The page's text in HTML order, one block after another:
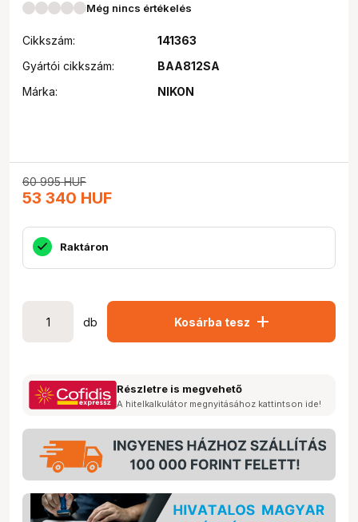
Még nincs értékelés
Cikkszám:
141363
Gyártói cikkszám:
BAA812SA
Márka:
NIKON
60 995 HUF
53 340 HUF
Raktáron
db Kosárba tesz add
Részletre is megvehető
A hitelkalkulátor megnyitásához kattintson ide!